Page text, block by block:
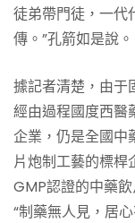
徒弟帶門徒，一代
傳。”孔箭如是說。
據記者清楚，由于
經由過程國度西醫
企業，仍是全國中
片炮制工藝的標桿
GMP認證的中藥
“制藥無人見，居